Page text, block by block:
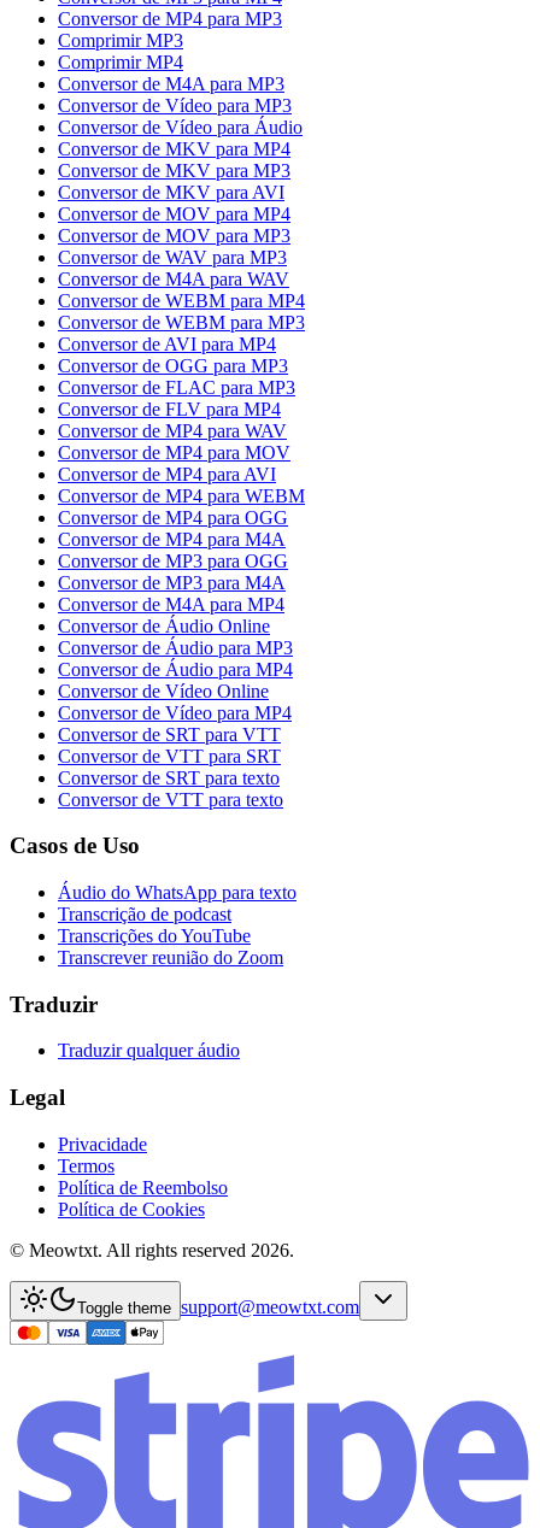
Conversor de MP4 para MP3
Comprimir MP3
Comprimir MP4
Conversor de M4A para MP3
Conversor de Vídeo para MP3
Conversor de Vídeo para Áudio
Conversor de MKV para MP4
Conversor de MKV para MP3
Conversor de MKV para AVI
Conversor de MOV para MP4
Conversor de MOV para MP3
Conversor de WAV para MP3
Conversor de M4A para WAV
Conversor de WEBM para MP4
Conversor de WEBM para MP3
Conversor de AVI para MP4
Conversor de OGG para MP3
Conversor de FLAC para MP3
Conversor de FLV para MP4
Conversor de MP4 para WAV
Conversor de MP4 para MOV
Conversor de MP4 para AVI
Conversor de MP4 para WEBM
Conversor de MP4 para OGG
Conversor de MP4 para M4A
Conversor de MP3 para OGG
Conversor de MP3 para M4A
Conversor de M4A para MP4
Conversor de Áudio Online
Conversor de Áudio para MP3
Conversor de Áudio para MP4
Conversor de Vídeo Online
Conversor de Vídeo para MP4
Conversor de SRT para VTT
Conversor de VTT para SRT
Conversor de SRT para texto
Conversor de VTT para texto
Casos de Uso
Áudio do WhatsApp para texto
Transcrição de podcast
Transcrições do YouTube
Transcrever reunião do Zoom
Traduzir
Traduzir qualquer áudio
Legal
Privacidade
Termos
Política de Reembolso
Política de Cookies
© Meowtxt. All rights reserved 2026.
Toggle theme support@meowtxt.com